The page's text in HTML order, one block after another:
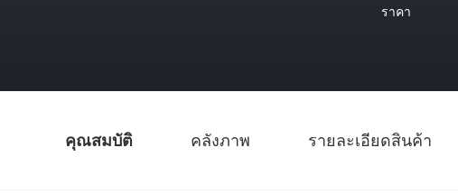
ราคา
คุณสมบัติ คลังภาพ รายละเอียดสินค้า